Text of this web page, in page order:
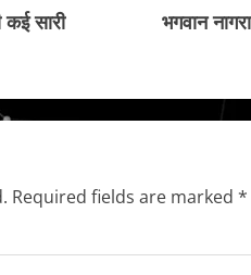
सारी
भगवान
Required fields are marked *